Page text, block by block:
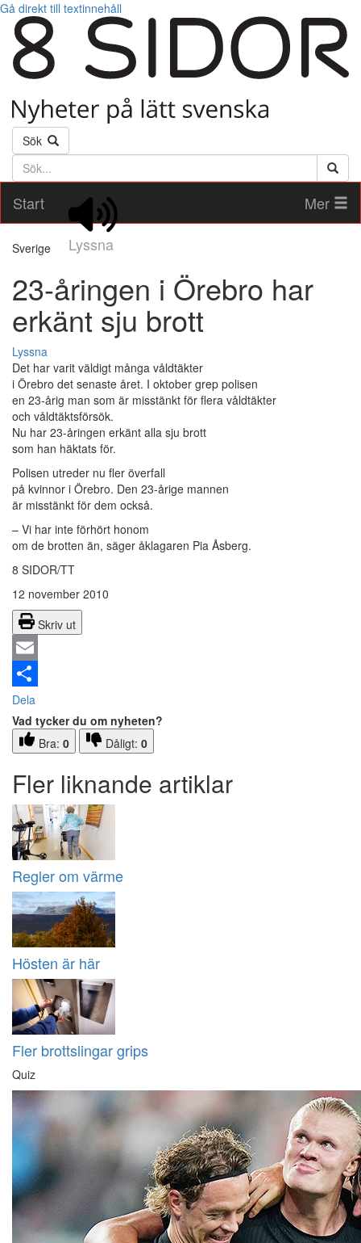
Gå direkt till textinnehåll
Sök
Söktext
Start
Lyssna
Mer
Sverige
23-åringen i Örebro har
erkänt sju brott
Lyssna
Det har varit väldigt många våldtäkter
i Örebro det senaste året. I oktober grep polisen
en 23-årig man som är misstänkt för flera våldtäkter
och våldtäktsförsök.
Nu har 23-åringen erkänt alla sju brott
som han häktats för.
Polisen utreder nu fler överfall
på kvinnor i Örebro. Den 23-årige mannen
är misstänkt för dem också.
– Vi har inte förhört honom
om de brotten än, säger åklagaren Pia Åsberg.
8 SIDOR/TT
12 november 2010
Skriv ut
Email
Dela
Vad tycker du om nyheten?
Bra: 0 Dåligt: 0
Fler liknande artiklar
Regler om värme
Hösten är här
Fler brottslingar grips
Quiz